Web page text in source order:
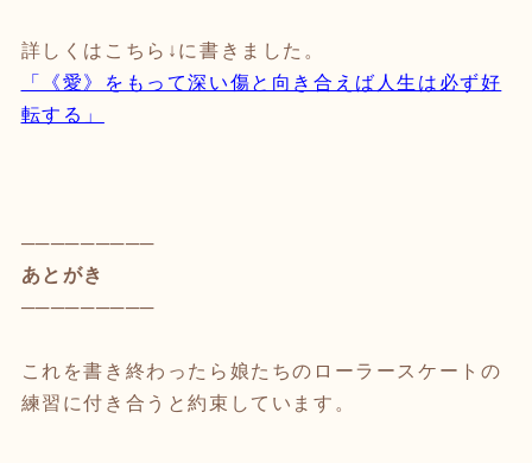
詳しくはこちら↓に書きました。
「《愛》をもって深い傷と向き合えば人生は必ず好
転する」
─────────
あとがき
─────────
これを書き終わったら娘たちのローラースケートの
練習に付き合うと約束しています。